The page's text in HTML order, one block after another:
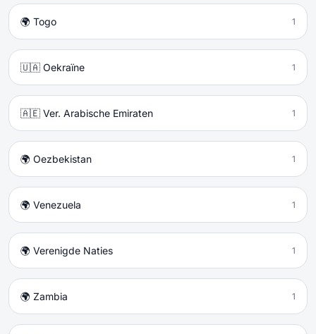
🌍 Togo 1
🇺🇦 Oekraïne 1
🇦🇪 Ver. Arabische Emiraten 1
🌍 Oezbekistan 1
🌍 Venezuela 1
🌍 Verenigde Naties 1
🌍 Zambia 1